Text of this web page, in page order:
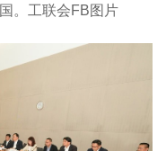
。工联会FB图片